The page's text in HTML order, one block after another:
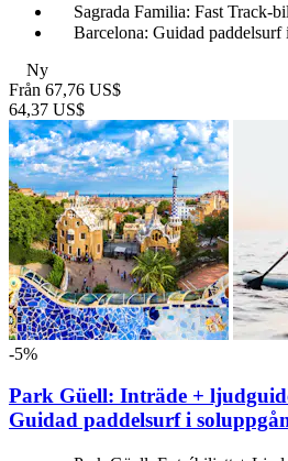
Sagrada Familia: Fast Track-
Barcelona: Guidad paddelsurf
Ny
Från 67,76 US$
64,37 US$
-5%
Park Güell: Inträde +
Guidad paddelsurf i